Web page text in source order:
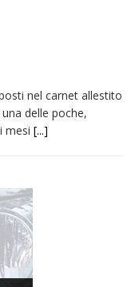
nel carnet allestito
delle poche,
mesi [...]